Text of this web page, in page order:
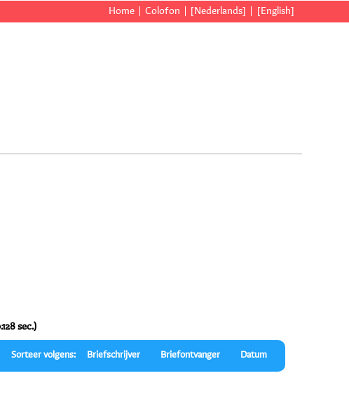
Home Colofon [Nederlands] [English]
sec.)
Sorteer volgens: Briefschrijver Briefontvanger Datum